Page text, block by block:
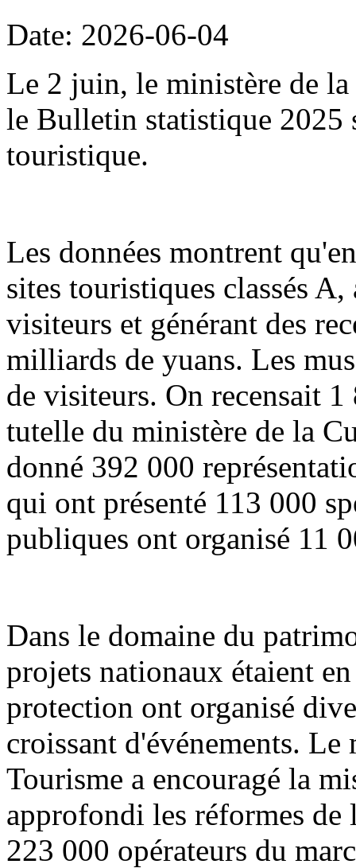
Date: 2026-06-04
Le 2 juin, le ministère de
le Bulletin statistique 2025
touristique.
Les données montrent
sites touristiques classés
visiteurs et générant des
milliards de yuans. Les
de visiteurs. On recensait
tutelle du ministère de la
donné 392 000
qui ont présenté 113 000
publiques ont organisé 11
Dans le domaine du
projets nationaux étaient
protection ont organisé
croissant d'événements.
Tourisme a encouragé la
approfondi les réformes
223 000 opérateurs du